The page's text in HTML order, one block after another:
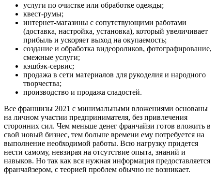
услуги по очистке или обработке одежды;
квест-румы;
интернет-магазины с сопутствующими работами
(доставка, настройка, установка), который увеличивает
прибыль и ускоряет выход на окупаемость;
создание и обработка видеороликов, фотографирование,
смежные услуги;
кэшбэк-сервис;
продажа в сети материалов для рукоделия и народного
творчества;
производство и продажа сладостей.
Все франшизы 2021 с минимальными вложениями основаны
на личном участии предпринимателя, без привлечения
сторонних сил. Чем меньше денег франчайзи готов вложить в
свой новый бизнес, тем больше времени ему потребуется на
выполнение необходимой работы. Всю нагрузку придется
нести самому, невзирая на отсутствие опыта, знаний и
навыков. Но так как вся нужная информация предоставляется
франчайзером, с теорией проблем обычно не возникает.